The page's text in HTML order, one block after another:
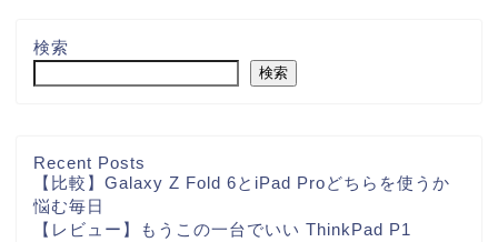
検索
検索
Recent Posts
【比較】Galaxy Z Fold 6とiPad Proどちらを使うか
悩む毎日
【レビュー】もうこの一台でいい ThinkPad P1